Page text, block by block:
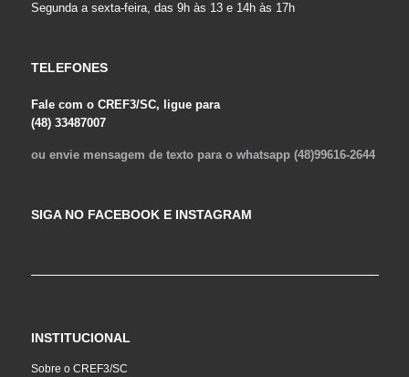
Segunda a sexta-feira, das 9h às 13 e 14h às 17h
TELEFONES
Fale com o CREF3/SC, ligue para
(48) 33487007
ou envie mensagem de texto para o whatsapp (48)99616-2644
SIGA NO FACEBOOK E INSTAGRAM
INSTITUCIONAL
Sobre o CREF3/SC